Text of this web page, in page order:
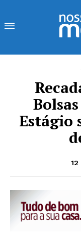
Estágio